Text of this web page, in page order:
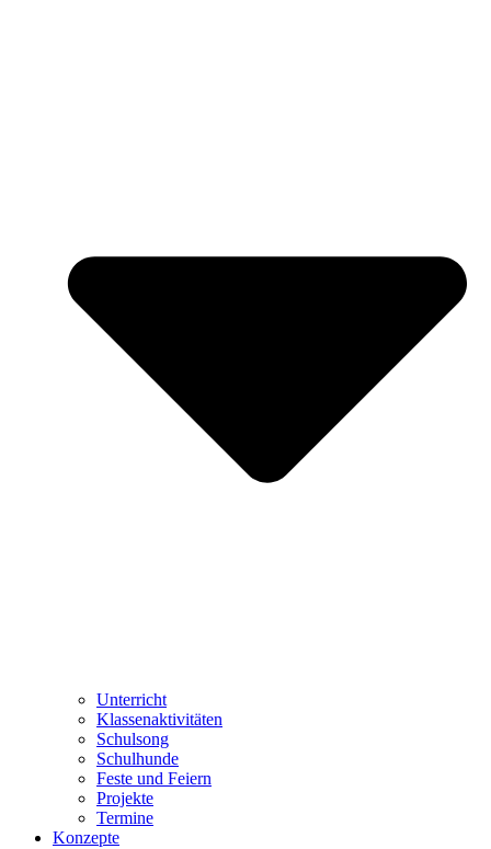
Unterricht
Klassenaktivitäten
Schulsong
Schulhunde
Feste und Feiern
Projekte
Termine
Konzepte